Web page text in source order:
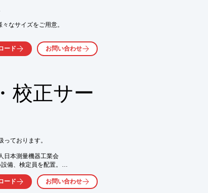
い合わせ下さい。
なサイズをご用意。
ッカー、
す。
ード お問い合わせ
校正サー
ております。
日本測量機器工業会
備、検定員を配置。
ナー等)・測量、建設業向け
ス什器)、事務用品、
ード お問い合わせ